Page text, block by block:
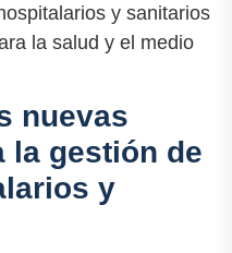
y sanitarios
la salud y el medio
nuevas
la gestión de
y